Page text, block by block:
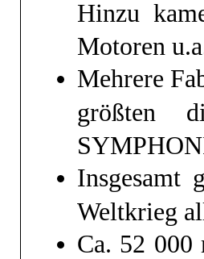
Hinzu
Motoren
Mehrere
größten
Insgesamt
Weltkrieg
Ca. 52 000